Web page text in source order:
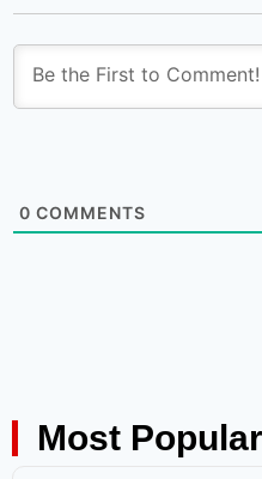
0 COMMENTS
Most Popular